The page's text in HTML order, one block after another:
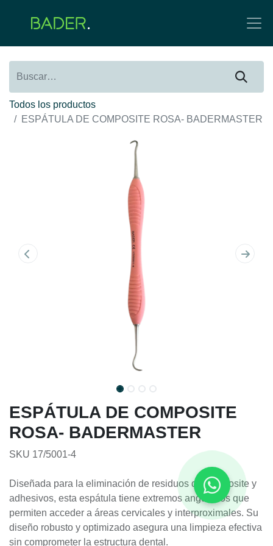
Todos los productos
ESPÁTULA DE COMPOSITE ROSA- BADERMASTER
ESPÁTULA DE COMPOSITE
ROSA- BADERMASTER
SKU 17/5001-4
Diseñada para la eliminación de residuos de composite y
adhesivos, esta espátula tiene extremos angulados que
permiten acceder a áreas cervicales y interproximales. Su
diseño robusto y optimizado asegura una limpieza efectiva
sin comprometer la estructura dental.